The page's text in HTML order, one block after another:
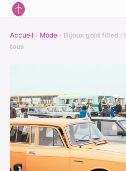
Accueil › Mode › Bijoux gold filled :
tous